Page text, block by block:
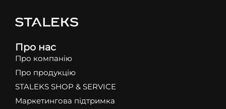
Про нас
Про компанію
Про продукцію
STALEKS SHOP & SERVICE
Маркетингова підтримка